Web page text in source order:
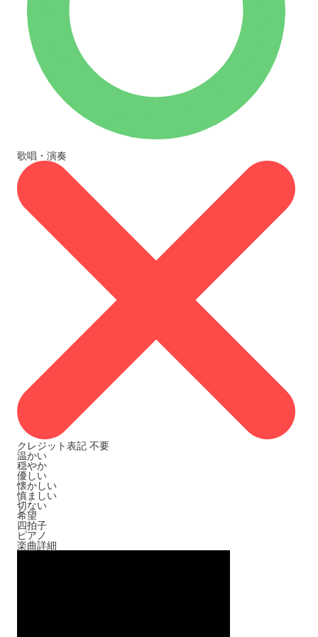
歌唱・演奏
クレジット表記 不要
温かい
穏やか
優しい
懐かしい
慎ましい
切ない
希望
四拍子
ピアノ
楽曲詳細